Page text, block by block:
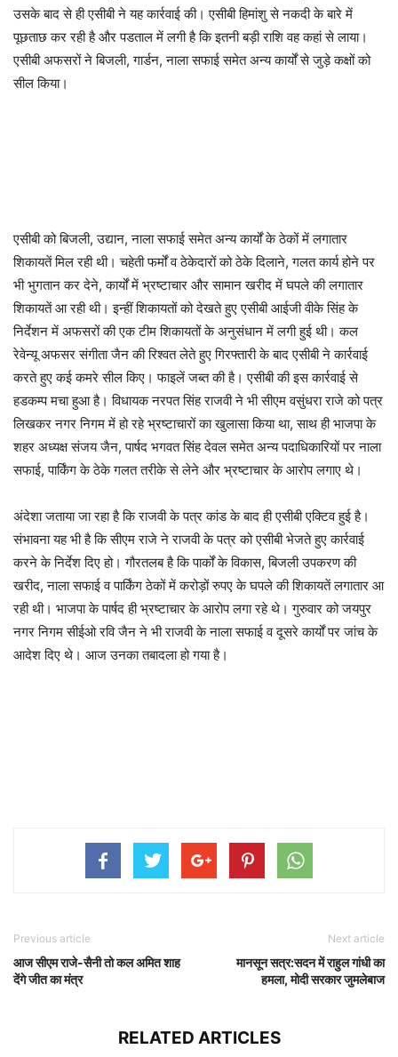
उसके बाद से ही एसीबी ने यह कार्रवाई की। एसीबी हिमांशु से नकदी के बारे में
पूछताछ कर रही है और पडताल में लगी है कि इतनी बड़ी राशि वह कहां से लाया।
एसीबी अफसरों ने बिजली, गार्डन, नाला सफाई समेत अन्य कार्यों से जुड़े कक्षों को
सील किया।
एसीबी को बिजली, उद्यान, नाला सफाई समेत अन्य कार्यों के ठेकों में लगातार
शिकायतें मिल रही थी। चहेती फर्मों व ठेकेदारों को ठेके दिलाने, गलत कार्य होने पर
भी भुगतान कर देने, कार्यों में भ्रष्टाचार और सामान खरीद में घपले की लगातार
शिकायतें आ रही थी। इन्हीं शिकायतों को देखते हुए एसीबी आईजी वीके सिंह के
निर्देशन में अफसरों की एक टीम शिकायतों के अनुसंधान में लगी हुई थी। कल
रेवेन्यू अफसर संगीता जैन की रिश्वत लेते हुए गिरफ्तारी के बाद एसीबी ने कार्रवाई
करते हुए कई कमरे सील किए। फाइलें जब्त की है। एसीबी की इस कार्रवाई से
हडकम्प मचा हुआ है। विधायक नरपत सिंह राजवी ने भी सीएम वसुंधरा राजे को पत्र
लिखकर नगर निगम में हो रहे भ्रष्टाचारों का खुलासा किया था, साथ ही भाजपा के
शहर अध्यक्ष संजय जैन, पार्षद भगवत सिंह देवल समेत अन्य पदाधिकारियों पर नाला
सफाई, पार्किंग के ठेके गलत तरीके से लेने और भ्रष्टाचार के आरोप लगाए थे।
अंदेशा जताया जा रहा है कि राजवी के पत्र कांड के बाद ही एसीबी एक्टिव हुई है।
संभावना यह भी है कि सीएम राजे ने राजवी के पत्र को एसीबी भेजते हुए कार्रवाई
करने के निर्देश दिए हो। गौरतलब है कि पार्कों के विकास, बिजली उपकरण की
खरीद, नाला सफाई व पार्किंग ठेकों में करोड़ों रुपए के घपले की शिकायतें लगातार आ
रही थी। भाजपा के पार्षद ही भ्रष्टाचार के आरोप लगा रहे थे। गुरुवार को जयपुर
नगर निगम सीईओ रवि जैन ने भी राजवी के नाला सफाई व दूसरे कार्यों पर जांच के
आदेश दिए थे। आज उनका तबादला हो गया है।
Previous article
आज सीएम राजे-सैनी तो कल अमित शाह
देंगे जीत का मंत्र
Next article
मानसून सत्र:सदन में राहुल गांधी का
हमला, मोदी सरकार जुमलेबाज
RELATED ARTICLES